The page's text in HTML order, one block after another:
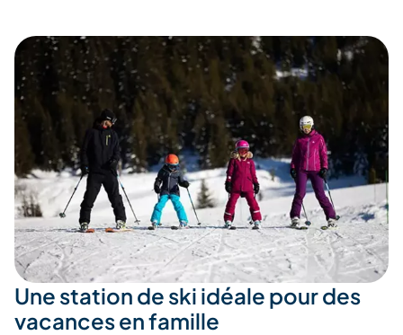
Une station de ski idéale pour des
vacances en famille